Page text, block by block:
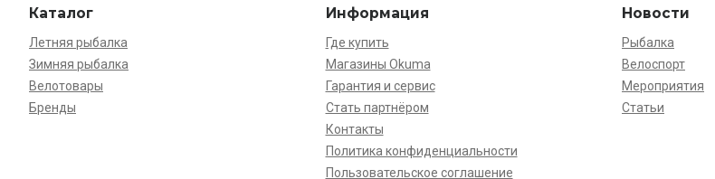
Каталог
Летняя рыбалка
Зимняя рыбалка
Велотовары
Бренды
Информация
Где купить
Магазины Okuma
Гарантия и сервис
Стать партнёром
Контакты
Политика конфиденциальности
Пользовательское соглашение
Новости
Рыбалка
Велоспорт
Мероприятия
Статьи